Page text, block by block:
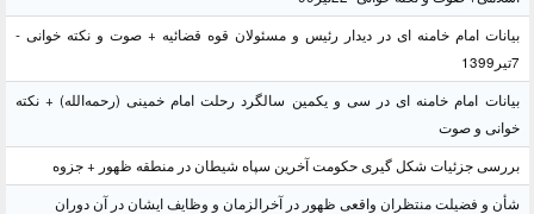
بیانات امام خامنه ای در دیدار رئیس و مسئولان قوه قضائیه + صوت و نکته خوانی -
7تیر1399
بیانات امام خامنه ای در سی و یکمین سالگرد رحلت امام خمینی (رحمه‌الله) + نکته
خوانی و صوت
بررسی جزئیات شکل گیری حکومت آخرین سپاه شیطان در منطقه ظهور + جزوه
شأن و فضیلت منتظران واقعی ظهور در آخرالزمان و وظایف ایشان در آن دوران